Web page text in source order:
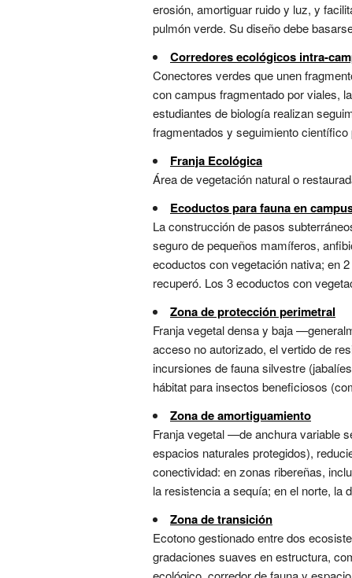
erosión, amortiguar ruido y luz, y
pulmón verde. Su diseño debe
Corredores ecológicos intra-
Conectores verdes que unen
con campus fragmentado por viales,
estudiantes de biología realizan
fragmentados y seguimiento
Franja Ecológica
Área de vegetación natural o
Ecoductos para fauna en
La construcción de pasos
seguro de pequeños mamíferos,
ecoductos con vegetación nativa; en
recuperó. Los 3 ecoductos con
Zona de protección perimetral
Franja vegetal densa y baja
acceso no autorizado, el vertido de
incursiones de fauna silvestre
hábitat para insectos beneficiosos
Zona de amortiguamiento
Franja vegetal —de anchura variable
espacios naturales protegidos),
conectividad: en zonas ribereñas,
la resistencia a sequía; en el norte, la
Zona de transición
Ecotono gestionado entre dos
gradaciones suaves en estructura,